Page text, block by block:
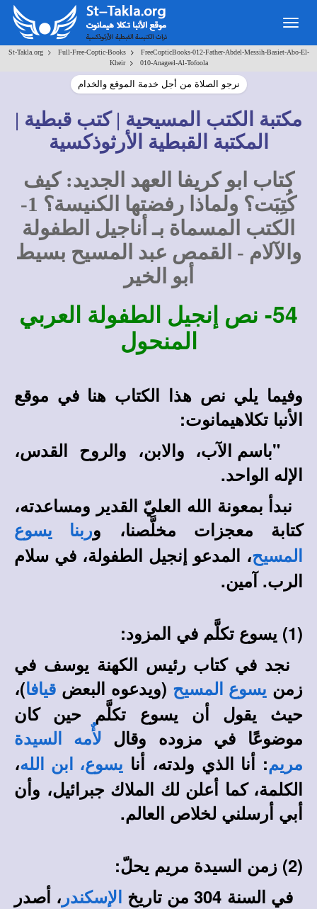
St-Takla.org> Full-Free-Coptic-Books>
FreeCopticBooks-012-Father-Abdel-Messih-Basiet-Abo-El-
Kheir> 010-Anageel-Al-Tofoola
نرجو الصلاة من أجل خدمة الموقع والخدام
مكتبة الكتب المسيحية | كتب قبطية |
المكتبة القبطية الأرثوذكسية
كتاب ابو كريفا العهد الجديد: كيف
كُتِبَت؟ ولماذا رفضتها الكنيسة؟ 1-
الكتب المسماة بـ أناجيل الطفولة
والآلام - القمص عبد المسيح بسيط
أبو الخير
54-
نص إنجيل الطفولة العربي
المنحول
وفيما يلي نص هذا الكتاب هنا في موقع
الأنبا تكلاهيمانوت:
"باسم الآب، والابن، والروح القدس،
الإله الواحد.
نبدأ بمعونة الله العليّ القدير ومساعدته،
كتابة معجزات مخلَّصنا، وربنا يسوع
المسيح، المدعو إنجيل الطفولة، في سلام
الرب. آمين.
(1) يسوع تكلَّم في المزود:
نجد في كتاب رئيس الكهنة يوسف في
زمن يسوع المسيح (ويدعوه البعض قيافا)،
حيث يقول أن يسوع تكلَّم حين كان
موضوعًا في مزوده وقال
لأٌمه السيدة
مريم: أنا الذي ولدته، أنا يسوع، ابن الله،
الكلمة، كما أعلن لك الملاك جبرائيل، وأن
أبي أرسلني لخلاص العالم.
(2) زمن السيدة مريم يحلّ:
في السنة 304 من تاريخ
الإسكندر ، أصدر